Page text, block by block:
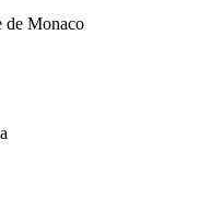
de Monaco